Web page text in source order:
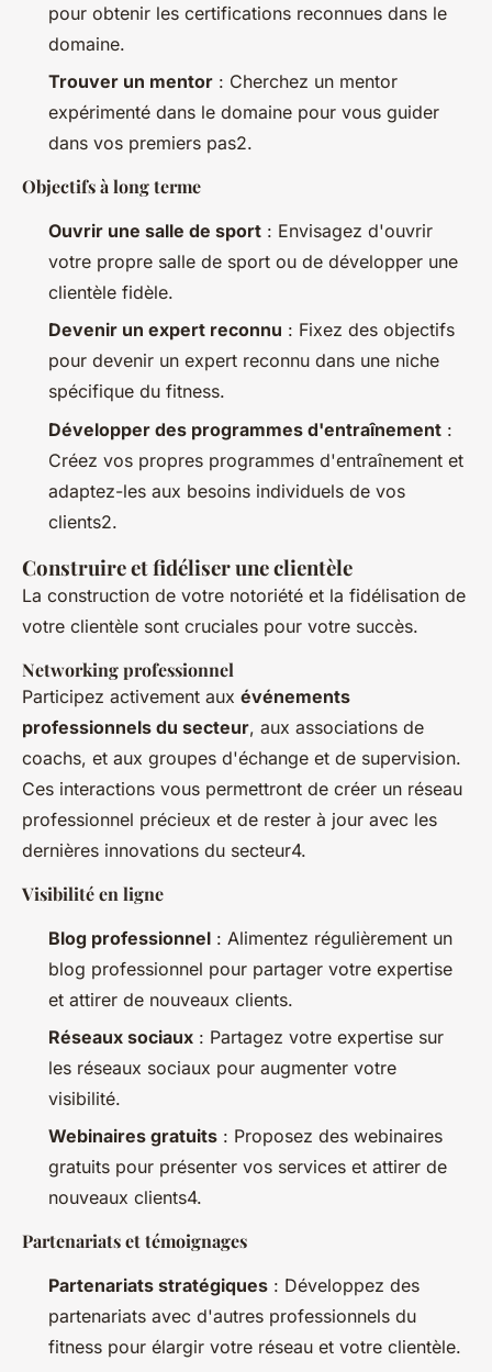
pour obtenir les certifications reconnues dans le
domaine.
Trouver un mentor : Cherchez un mentor
expérimenté dans le domaine pour vous guider
dans vos premiers pas2.
Objectifs à long terme
Ouvrir une salle de sport : Envisagez d'ouvrir
votre propre salle de sport ou de développer une
clientèle fidèle.
Devenir un expert reconnu : Fixez des objectifs
pour devenir un expert reconnu dans une niche
spécifique du fitness.
Développer des programmes d'entraînement :
Créez vos propres programmes d'entraînement et
adaptez-les aux besoins individuels de vos
clients2.
Construire et fidéliser une clientèle
La construction de votre notoriété et la fidélisation de
votre clientèle sont cruciales pour votre succès.
Networking professionnel
Participez activement aux événements
professionnels du secteur, aux associations de
coachs, et aux groupes d'échange et de supervision.
Ces interactions vous permettront de créer un réseau
professionnel précieux et de rester à jour avec les
dernières innovations du secteur4.
Visibilité en ligne
Blog professionnel : Alimentez régulièrement un
blog professionnel pour partager votre expertise
et attirer de nouveaux clients.
Réseaux sociaux : Partagez votre expertise sur
les réseaux sociaux pour augmenter votre
visibilité.
Webinaires gratuits : Proposez des webinaires
gratuits pour présenter vos services et attirer de
nouveaux clients4.
Partenariats et témoignages
Partenariats stratégiques : Développez des
partenariats avec d'autres professionnels du
fitness pour élargir votre réseau et votre clientèle.